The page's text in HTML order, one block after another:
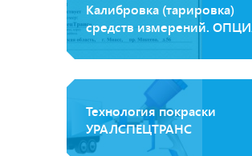
Калибровка (тарировка)
средств измерений.
Технология покраски
УРАЛСПЕЦТРАНС